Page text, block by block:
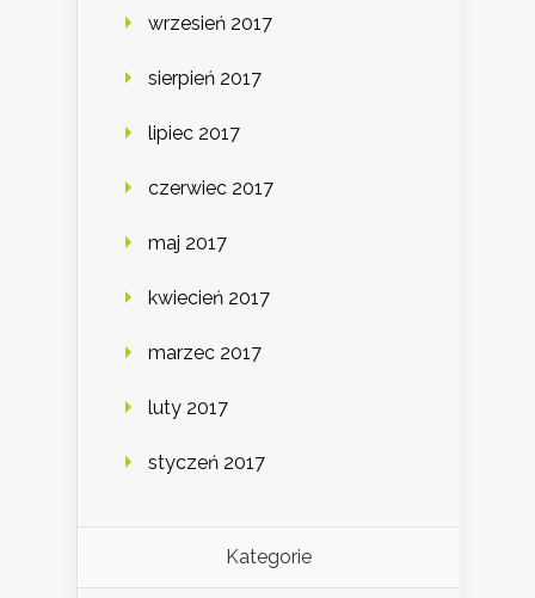
wrzesień 2017
sierpień 2017
lipiec 2017
czerwiec 2017
maj 2017
kwiecień 2017
marzec 2017
luty 2017
styczeń 2017
Kategorie